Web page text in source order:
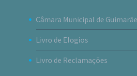
Câmara Municipal de
Livro de Elogios
Livro de Reclamações